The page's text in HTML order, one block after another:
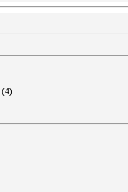
(4)